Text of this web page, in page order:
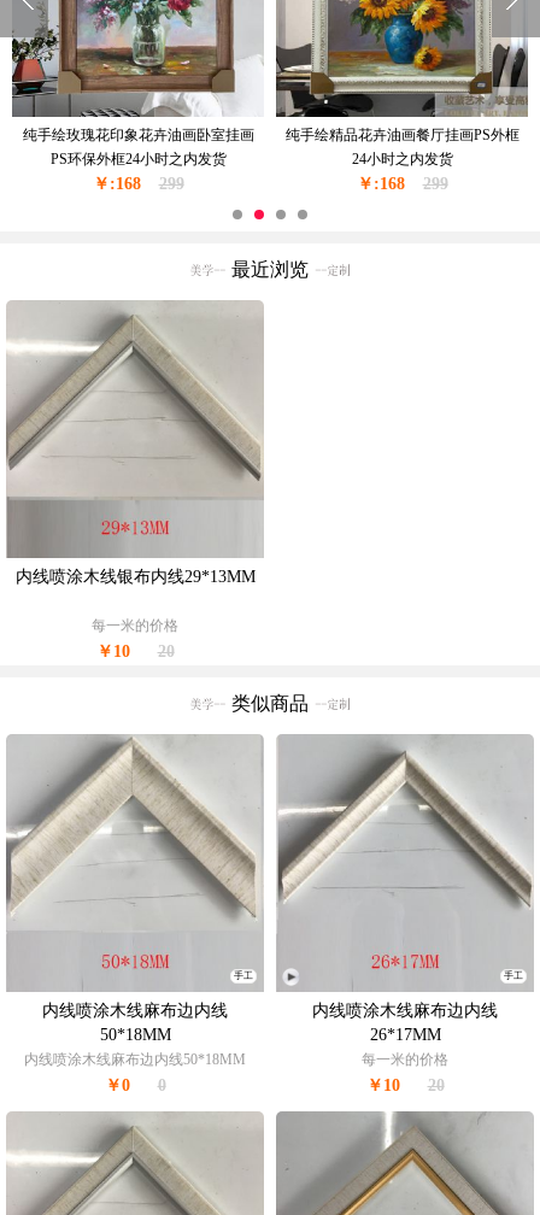
现代风格手绘油画花卉油画厚油厚肌
理花卉作品PS环保外框现货现发24小
时之内发货
￥:168 299
欧式风格花卉油纯手绘精品油画实木
外框现货现发葡萄花瓶与酒杯24小时
之内发货
￥:228 350
最近浏览
内线喷涂木线银布内线29*13MM
每一米的价格
￥10 20
类似商品
手工
内线喷涂木线麻布边内线
50*18MM
内线喷涂木线麻布边内线50*18MM
￥0 0
手工
内线喷涂木线麻布边内线
26*17MM
每一米的价格
￥10 20